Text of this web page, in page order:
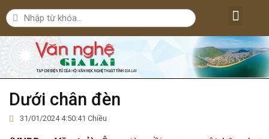
Dưới chân đèn
31/01/2024 4:50:41 Chiều